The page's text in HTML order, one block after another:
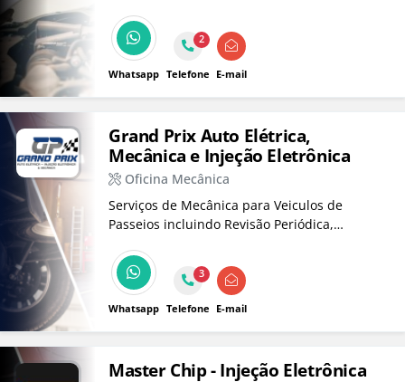
Whatsapp
2
Telefone E-mail
Grand Prix Auto Elétrica,
Mecânica e Injeção Eletrônica
Oficina Mecânica
Serviços de Mecânica para Veiculos de
Passeios incluindo Revisão Periódica,
Freio, Embreagem, além de Serviços de Auto
Elétrica para Veículos de Passeio, Caminhões,
Tratores e Máq. de Terraplanagem.
Whatsapp
3
Telefone E-mail
Master Chip - Injeção Eletrônica